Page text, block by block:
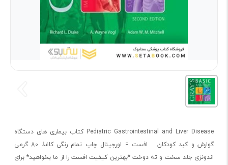
Pediatric Gastrointestinal and Liver Disease کتاب بیماری های دستگاه
گوارش و کبد کودکان افست = اورجینال چاپ تمام رنگی کاغذ 80 گرمی
اندونزی جلد سخت و ته دوخت *بهترین کیفیت افست را از ما بخواهید* برای